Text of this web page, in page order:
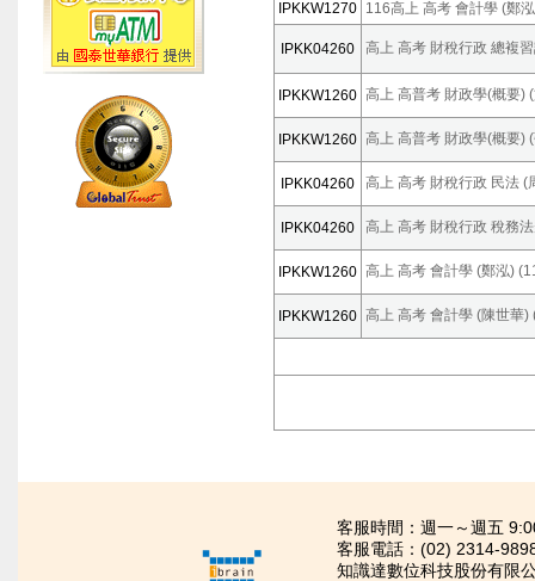
IPKKW1270
116高上 高考 會計學 (鄭
IPKK04260 高上 高考 財稅行政 總複
IPKKW1260 高上 高普考 財政學(概要)
IPKKW1260 高上 高普考 財政學(概要)
IPKK04260 高上 高考 財稅行政 民法 (
IPKK04260 高上 高考 財稅行政 稅務
IPKKW1260 高上 高考 會計學 (鄭泓)
IPKKW1260 高上 高考 會計學 (陳世華)
客服時間：週一～週五
客服電話：(02) 2314-
知識達數位科技股份有